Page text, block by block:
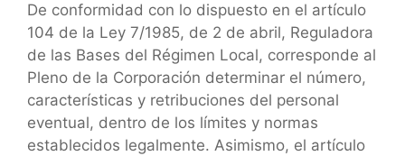
De conformidad con lo dispuesto en el artículo
104 de la Ley 7/1985, de 2 de abril, Reguladora
de las Bases del Régimen Local, corresponde al
Pleno de la Corporación determinar el número,
características y retribuciones del personal
eventual, dentro de los límites y normas
establecidos legalmente. Asimismo, el artículo